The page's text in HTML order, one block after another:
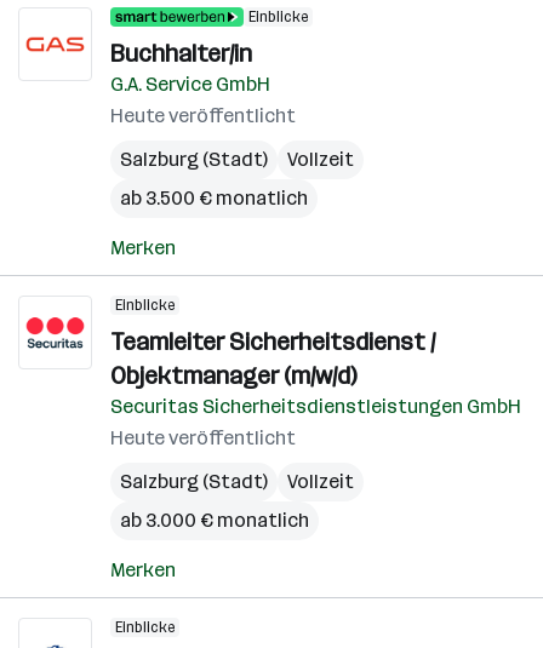
Einblicke
Buchhalter/in
G.A. Service GmbH
Heute veröffentlicht
Salzburg (Stadt)
Vollzeit
ab 3.500 € monatlich
Merken
Einblicke
Teamleiter Sicherheitsdienst /
Objektmanager (m/w/d)
Securitas Sicherheitsdienstleistungen GmbH
Heute veröffentlicht
Salzburg (Stadt)
Vollzeit
ab 3.000 € monatlich
Merken
Einblicke